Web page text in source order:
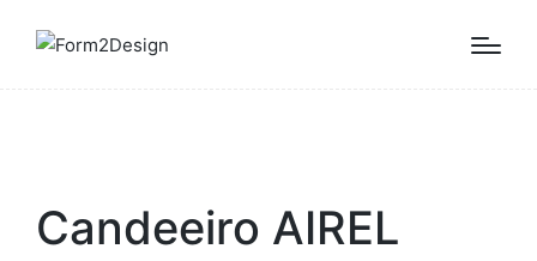
Candeeiro AIREL